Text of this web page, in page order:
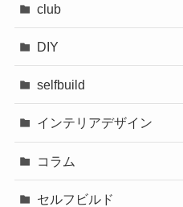
club
DIY
selfbuild
インテリアデザイン
コラム
セルフビルド